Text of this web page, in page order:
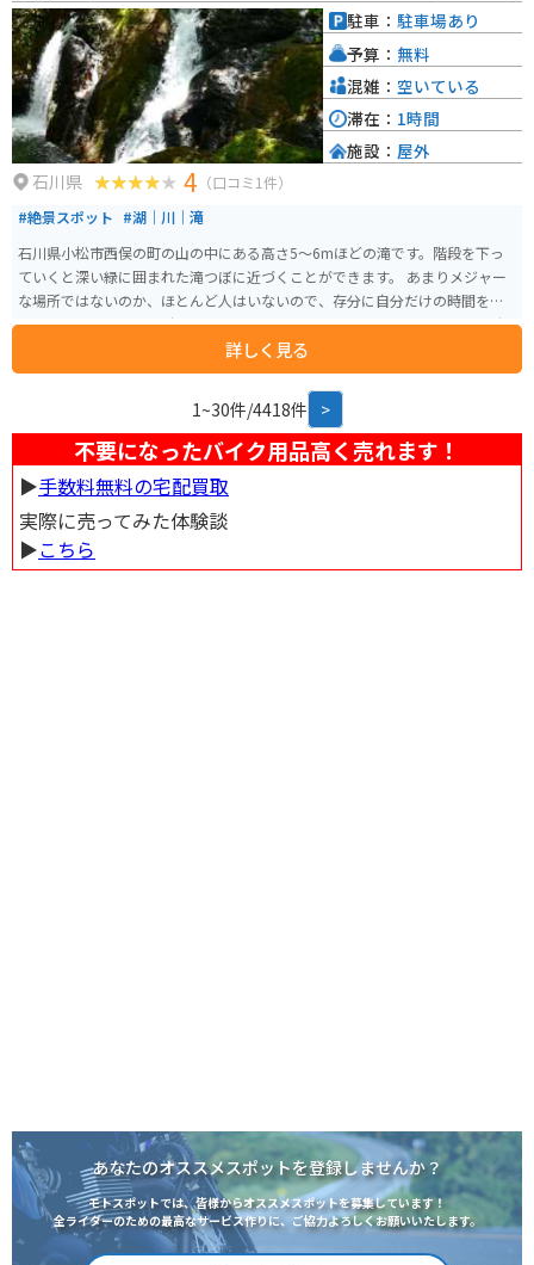
ます。少し足を延ばせば、雄島や雄島橋など、絶景スポットにも行くことがで
きます。
石川県 4 （口コミ1件）
#絶景スポット #湖｜川｜滝
石川県小松市西俣の町の山の中にある高さ5～6mほどの滝です。階段を下っ
ていくと深い緑に囲まれた滝つぼに近づくことができます。 あまりメジャー
な場所ではないのか、ほとんど人はいないので、存分に自分だけの時間を過
ごすことができます。 駐車場もありますが狭いです。バイクなら問題なく駐
詳しく見る
駐車： 駐車場あり
予算： 無料
混雑： 空いている
滞在： 1時間
施設： 屋外
1~30件/4418件 >
不要になったバイク用品高く売れます！
▶︎手数料無料の宅配買取
実際に売ってみた体験談
▶︎こちら
あなたのオススメスポットを登録しませんか？
モトスポットでは、皆様からオススメスポットを募集しています！
全ライダーのための最高なサービス作りに、ご協力よろしくお願いいたします。